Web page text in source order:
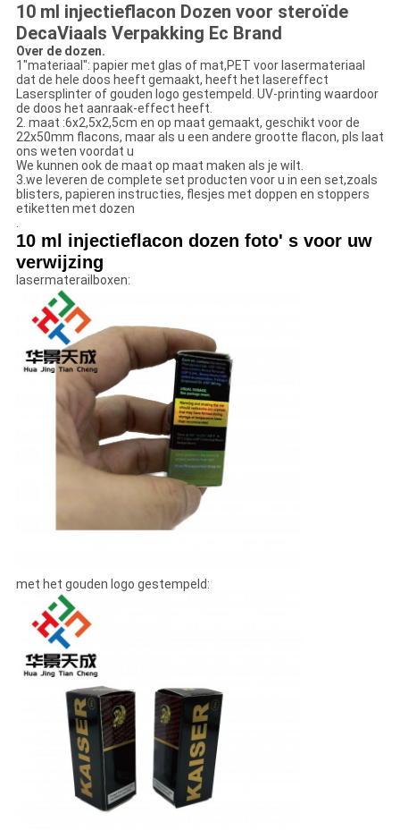
10 ml injectieflacon Dozen voor steroïde
DecaViaals Verpakking Ec Brand
Over de dozen.
1"materiaal": papier met glas of mat,PET voor lasermateriaal
dat de hele doos heeft gemaakt, heeft het lasereffect
Lasersplinter of gouden logo gestempeld. UV-printing waardoor
de doos het aanraak-effect heeft.
2. maat :6x2,5x2,5cm en op maat gemaakt, geschikt voor de
22x50mm flacons, maar als u een andere grootte flacon, pls laat
ons weten voordat u
We kunnen ook de maat op maat maken als je wilt.
3.we leveren de complete set producten voor u in een set,zoals
blisters, papieren instructies, flesjes met doppen en stoppers
etiketten met dozen
.
10 ml injectieflacon dozen foto' s voor uw
verwijzing
lasermaterailboxen:
met het gouden logo gestempeld: